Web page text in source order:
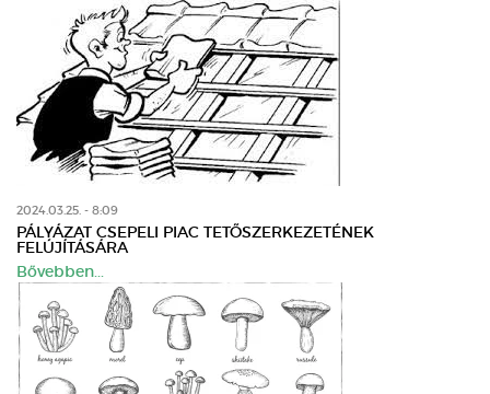
2024.03.25. - 8:09
PÁLYÁZAT CSEPELI PIAC TETŐSZERKEZETÉNEK
FELÚJÍTÁSÁRA
Bővebben...